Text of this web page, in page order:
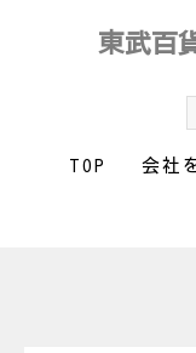
東武百
TOP 会社